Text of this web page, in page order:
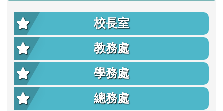
校長室
教務處
學務處
總務處